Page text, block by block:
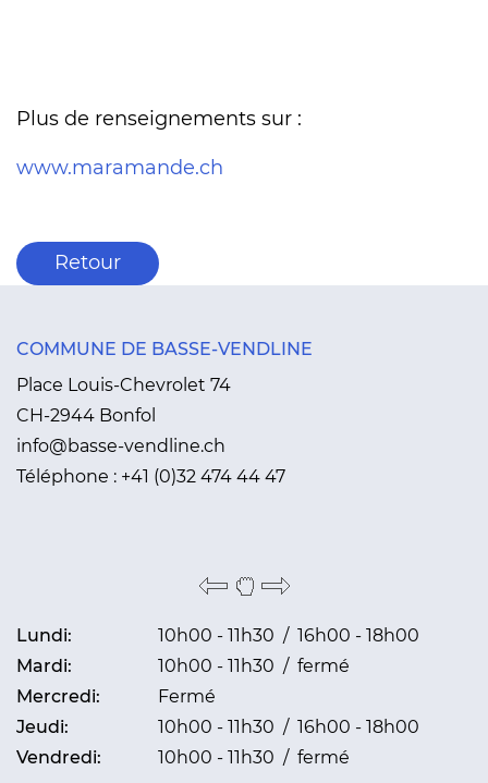
Plus de renseignements sur :
www.maramande.ch
Retour
COMMUNE DE BASSE-VENDLINE
Place Louis-Chevrolet 74
CH-2944 Bonfol
info@basse-vendline.ch
Téléphone : +41 (0)32 474 44 47
Lundi:
10h00 - 11h30 / 16h00 - 18h00
Mardi:
10h00 - 11h30 / fermé
Mercredi:
Fermé
Jeudi:
10h00 - 11h30 / 16h00 - 18h00
Vendredi:
10h00 - 11h30 / fermé